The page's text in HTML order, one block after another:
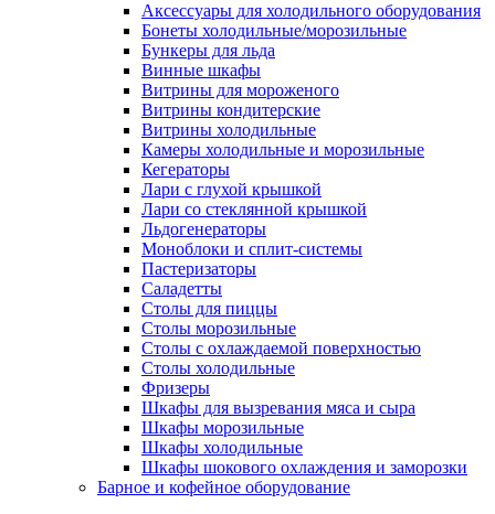
Аксессуары для холодильного оборудования
Бонеты холодильные/морозильные
Бункеры для льда
Винные шкафы
Витрины для мороженого
Витрины кондитерские
Витрины холодильные
Камеры холодильные и морозильные
Кегераторы
Лари с глухой крышкой
Лари со стеклянной крышкой
Льдогенераторы
Моноблоки и сплит-системы
Пастеризаторы
Саладетты
Столы для пиццы
Столы морозильные
Столы с охлаждаемой поверхностью
Столы холодильные
Фризеры
Шкафы для вызревания мяса и сыра
Шкафы морозильные
Шкафы холодильные
Шкафы шокового охлаждения и заморозки
Барное и кофейное оборудование